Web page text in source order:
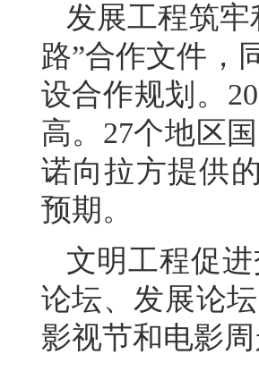
发展工程筑
路”合作文件，
设合作规划。
高。27个地区
诺向拉方提供
预期。
文明工程促
论坛、发展论
影视节和电影